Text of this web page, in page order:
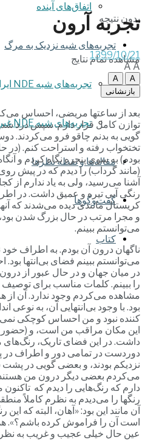
اتفاق‌های آینده
تجربه‌های شبه نزدیک به مرگ
تجربه‌های شبه NDE ایرانی
تجربه‌های شبه NDE غیرایرانی
مقاله‌ها و نقطه نظرها
گفت‌وگوها
کتاب
بدون نتیجه
مشاهده تمام نتایج
تجربه آرون
1399/10/21
AA
A
A
بازنشانی
بعد از ساعتها مریضی، احساس
توازن کامل قرار دارم. سپس درد
گویی به بدنم چاقو فرو می‌کردند.
تختخواب رفته و استراحت کنم. (در
بودم) به سوی پنجره نگاه کردم و
(مانند گرداب) را دیدم که در پیش
آشنا می‌رسید، ولی به یاد ندارم از
رنگی آبی تیره و عمیق داشت. در
کریستال مانندی دیده می‌شدند که
و مجرا مرتب در حال بزرگ شدن بود،
می‌توانستم ببینم.
ناگهان درون آن بودم. به اطراف خود
می‌توانستم ببینم فضای بی‌انتها
در میان جهان و در حال عبور از
را ببینم. کلمات مناسب برای
مشاهده می‌کردم وجود ندارد. آن از
بود. با وجود بی‌انتهایی آن، به نوعی
کننده نبود و من احساس کوچکی
این مکان مراقب من است، و (حضور
داشت. در این فضای تاریک، رنگ‌های
دوردست در تمامی دور و اطراف در
نزدیکم بودند، و بعضی گویی در
می‌کردم بعضی دیگر درون من هستند.
دارم که رنگ‌هایی را دیدم که تاکنون
رنگها را می‌دیدم به نظرم کاملاً
آن مانند این بود: «آهان، البته که
است آن را فراموش کرده باشم؟».
عین حال خیلی عجیب و غریب به